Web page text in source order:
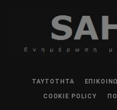
ΤΑΥΤΌΤΗΤΑ
COOKIE POLICY